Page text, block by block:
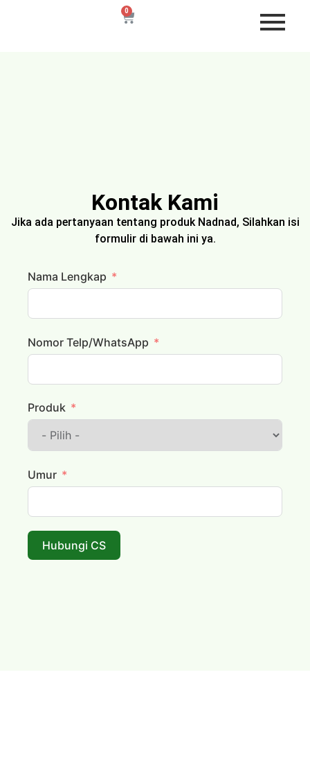
Kontak Kami
Jika ada pertanyaan tentang produk Nadnad, Silahkan isi
formulir di bawah ini ya.
Nama Lengkap
Nomor Telp/WhatsApp
Produk
Umur
Hubungi CS